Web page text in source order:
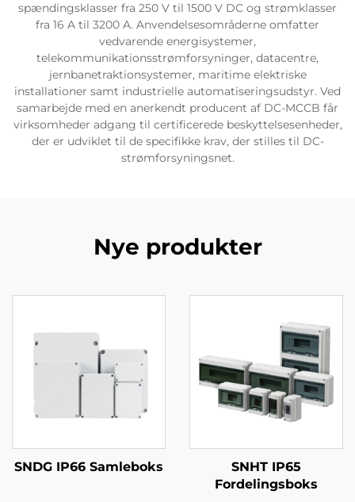
spændingsklasser fra 250 V til 1500 V DC og strømklasser
fra 16 A til 3200 A. Anvendelsesområderne omfatter
vedvarende energisystemer,
telekommunikationsstrømforsyninger, datacentre,
jernbanetraktionsystemer, maritime elektriske
installationer samt industrielle automatiseringsudstyr. Ved
samarbejde med en anerkendt producent af DC-MCCB får
virksomheder adgang til certificerede beskyttelsesenheder,
der er udviklet til de specifikke krav, der stilles til DC-
strømforsyningsnet.
Nye produkter
SNDG IP66 Samleboks
SNHT IP65
Fordelingsboks